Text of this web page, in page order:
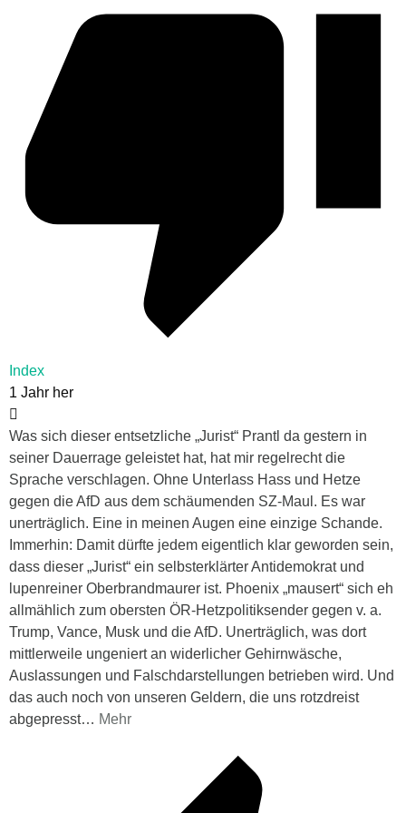
Index
1 Jahr her
Was sich dieser entsetzliche „Jurist“ Prantl da gestern in
seiner Dauerrage geleistet hat, hat mir regelrecht die
Sprache verschlagen. Ohne Unterlass Hass und Hetze
gegen die AfD aus dem schäumenden SZ-Maul. Es war
unerträglich. Eine in meinen Augen eine einzige Schande.
Immerhin: Damit dürfte jedem eigentlich klar geworden sein,
dass dieser „Jurist“ ein selbsterklärter Antidemokrat und
lupenreiner Oberbrandmaurer ist. Phoenix „mausert“ sich eh
allmählich zum obersten ÖR-Hetzpolitiksender gegen v. a.
Trump, Vance, Musk und die AfD. Unerträglich, was dort
mittlerweile ungeniert an widerlicher Gehirnwäsche,
Auslassungen und Falschdarstellungen betrieben wird. Und
das auch noch von unseren Geldern, die uns rotzdreist
abgepresst… Mehr